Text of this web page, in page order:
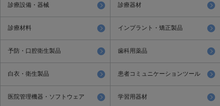
診療設備・器械 診療器材
診療材料 インプラント・矯正製品
予防・口腔衛生製品 歯科用薬品
白衣・衛生製品 患者コミュニケーションツール
医院管理機器・ソフトウェア 学習用器材